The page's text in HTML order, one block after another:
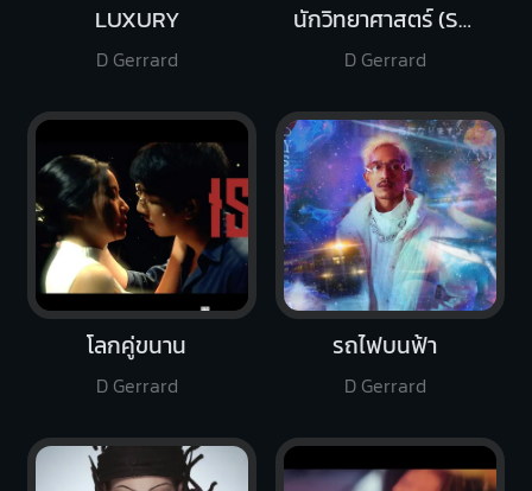
LUXURY
D Gerrard
นักวิทยาศาสตร์ (Scientist)
D Gerrard
โลกคู่ขนาน
D Gerrard
รถไฟบนฟ้า
D Gerrard